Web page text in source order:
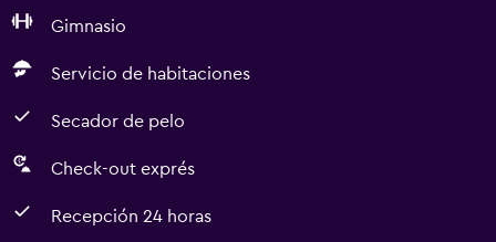
Gimnasio
Servicio de habitaciones
Secador de pelo
Check-out exprés
Recepción 24 horas